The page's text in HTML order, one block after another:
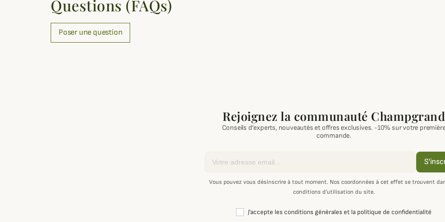
Questions (FAQs)
Poser une question
Rejoignez la communauté Champgrand
Conseils d'experts, nouveautés et offres exclusives. -10% sur votre
commande.
Vous pouvez vous désinscrire à tout moment. Nos coordonnées à cet effet se trouvent
conditions d’utilisation du site.
J'accepte les conditions générales et la politique de confidentialité